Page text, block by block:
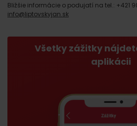
Bližšie informácie o podujatí na tel.: +421
info@liptovskyjan.sk
Všetky zážitky
aplikácii